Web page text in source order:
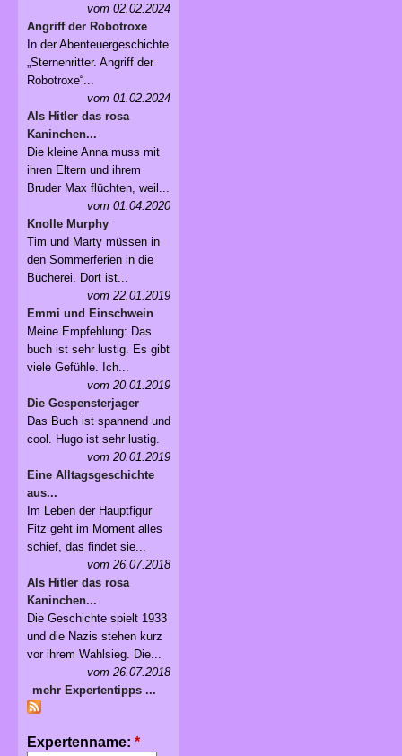
vom 02.02.2024
Angriff der Robotroxe
In der Abenteuergeschichte
„Sternenritter. Angriff der
Robotroxe“...
vom 01.02.2024
Als Hitler das rosa
Kaninchen...
Die kleine Anna muss mit
ihren Eltern und ihrem
Bruder Max flüchten, weil...
vom 01.04.2020
Knolle Murphy
Tim und Marty müssen in
den Sommerferien in die
Bücherei. Dort ist...
vom 22.01.2019
Emmi und Einschwein
Meine Empfehlung: Das
buch ist sehr lustig. Es gibt
viele Gefühle. Ich...
vom 20.01.2019
Die Gespensterjager
Das Buch ist spannend und
cool. Hugo ist sehr lustig.
vom 20.01.2019
Eine Alltagsgeschichte
aus...
Im Leben der Hauptfigur
Fitz geht im Moment alles
schief, das findet sie...
vom 26.07.2018
Als Hitler das rosa
Kaninchen...
Die Geschichte spielt 1933
und die Nazis stehen kurz
vor ihrem Wahlsieg. Die...
vom 26.07.2018
mehr Expertentipps ...
Expertenname: *